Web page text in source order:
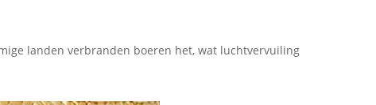
landen verbranden boeren het, wat luchtvervuiling